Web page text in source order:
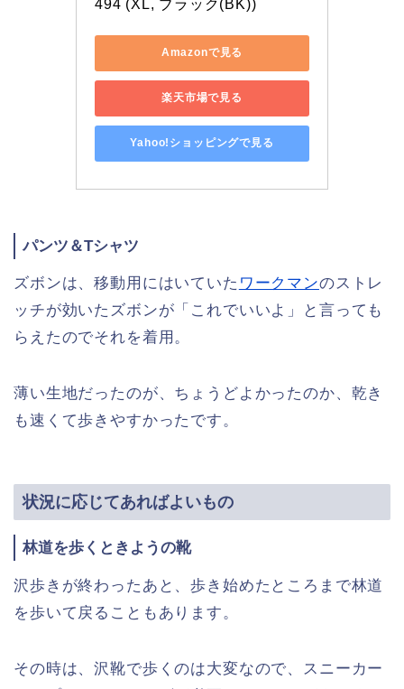
494 (XL, ブラック(BK))
Amazonで見る
楽天市場で見る
Yahoo!ショッピングで見る
パンツ＆Tシャツ
ズボンは、移動用にはいていた ワークマンのストレ
ッチが効いたズボンが「これでいいよ」と言っても
らえたのでそれを着用。
薄い生地だったのが、ちょうどよかったのか、乾き
も速くて歩きやすかったです。
状況に応じてあればよいもの
林道を歩くときようの靴
沢歩きが終わったあと、歩き始めたところまで林道
を歩いて戻ることもあります。
その時は、沢靴で歩くのは大変なので、スニーカー